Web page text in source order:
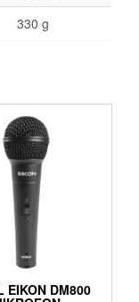
330 g
EIKON DM800